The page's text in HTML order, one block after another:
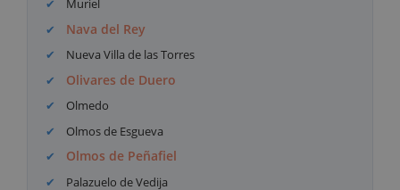
Muriel
Nava del Rey
Nueva Villa de las Torres
Olivares de Duero
Olmedo
Olmos de Esgueva
Olmos de Peñafiel
Palazuelo de Vedija